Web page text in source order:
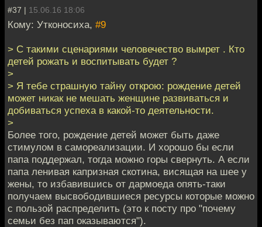
#37 | 15.06.16 18:06
Кому: Утконосиха, #9
> С такими сценариями человечество вымрет . Кто
детей рожать и воспитывать будет ?
>
> Я тебе страшную тайну открою: рождение детей
может никак не мешать женщине развиваться и
добиваться успеха в какой-то деятельности.
>
Более того, рождение детей может быть даже
стимулом в самореализации. И хорошо бы если
папа поддержал, тогда можно горы свернуть. А если
папа ленивая капризная скотина, висящая на шее у
жены, то избавившись от дармоеда опять-таки
получаем высвободившиеся ресурсы которые можно
с пользой распределить (это к посту про "почему
семьи без пап оказываются").